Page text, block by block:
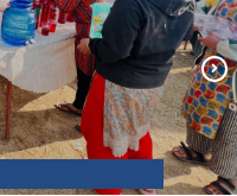
अभियान कार्यक्रम सम्पन्न